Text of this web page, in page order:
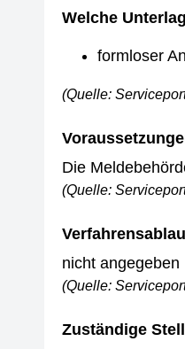
Welche
formloser
(Quelle:
Die
(Quelle:
nicht angegeben
(Quelle:
Zuständige